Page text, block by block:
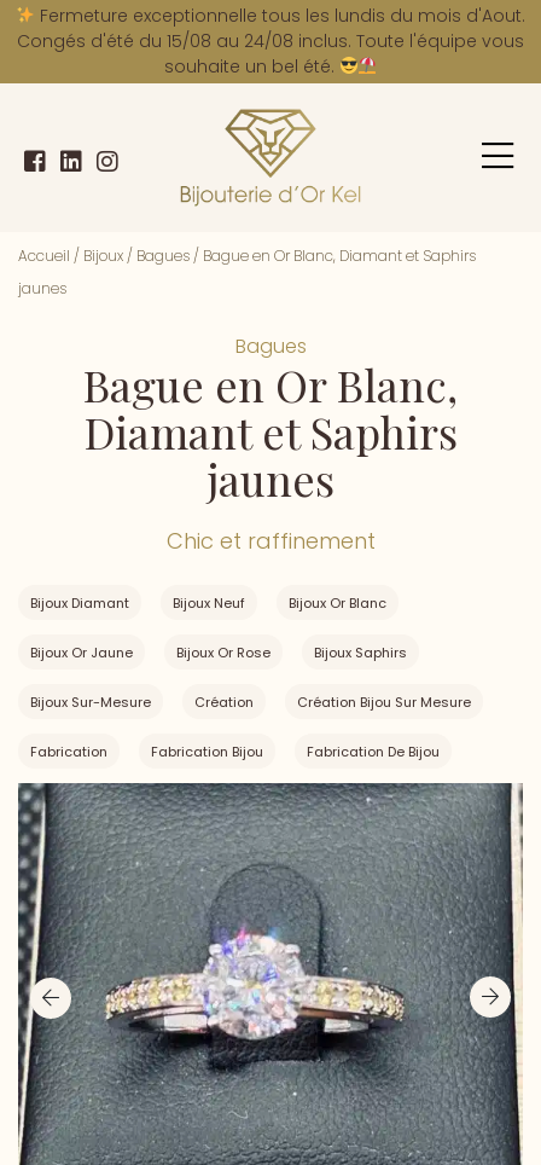
Fermeture exceptionnelle tous les lundis du mois d'Aout.
Congés d'été du 15/08 au 24/08 inclus. Toute l'équipe vous
souhaite un bel été.
Accueil / Bijoux / Bagues / Bague en Or Blanc, Diamant et Saphirs
jaunes
Bagues
Bague en Or Blanc,
Diamant et Saphirs
jaunes
Chic et raffinement
Bijoux Diamant Bijoux Neuf Bijoux Or Blanc
Bijoux Or Jaune Bijoux Or Rose Bijoux Saphirs
Bijoux Sur-Mesure Création Création Bijou Sur Mesure
Fabrication Fabrication Bijou Fabrication De Bijou